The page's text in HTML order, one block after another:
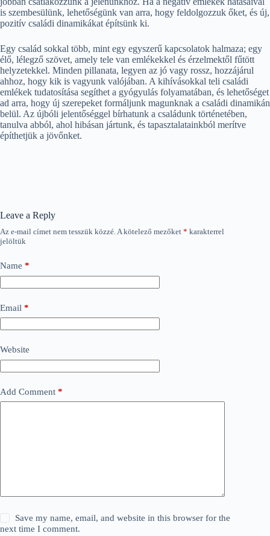
is szembesülünk, lehetőségünk van arra, hogy feldolgozzuk őket, és új,
pozitív családi dinamikákat építsünk ki.
Egy család sokkal több, mint egy egyszerű kapcsolatok halmaza; egy
élő, lélegző szövet, amely tele van emlékekkel és érzelmektől fűtött
helyzetekkel. Minden pillanata, legyen az jó vagy rossz, hozzájárul
ahhoz, hogy kik is vagyunk valójában. A kihívásokkal teli családi
emlékek tudatosítása segíthet a gyógyulás folyamatában, és lehetőséget
ad arra, hogy új szerepeket formáljunk magunknak a családi dinamikán
belül. Az újbóli jelentőséggel bírhatunk a családunk történetében,
tanulva abból, ahol hibásan jártunk, és tapasztalatainkból merítve
építhetjük a jövőnket.
Leave a Reply
Az e-mail címet nem tesszük közzé.A kötelező mezőket * karakterrel
jelöltük
Name *
Email *
Website
Add Comment *
Save my name, email, and website in this browser for the
next time I comment.